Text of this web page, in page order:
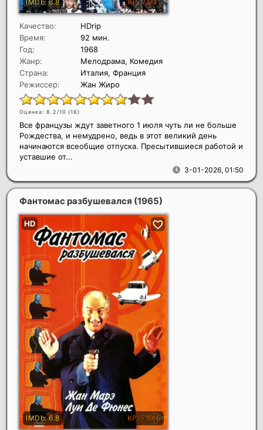
Качество:
HDrip
Время:
92 мин.
Год:
1968
Жанр:
Мелодрама, Комедия
Страна:
Италия, Франция
Режиссер:
Жан Жиро
Оценка: 8.2/10 (18)
3-01-2026, 01:50
Все французы ждут заветного 1 июля чуть ли не больше
Рождества, и немудрено, ведь в этот великий день
начинаются всеобщие отпуска. Пресытившиеся работой и
уставшие от...
Фантомас разбушевался (1965)